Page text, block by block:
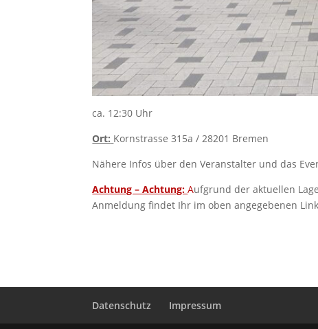
ca. 12:30 Uhr
Ort: Kornstrasse 315a / 28201 Bremen
Nähere Infos über den Veranstalter und das
Achtung – Achtung:Aufgrund der aktuellen
Anmeldung findet Ihr im oben angegebenen
Datenschutz Impressum